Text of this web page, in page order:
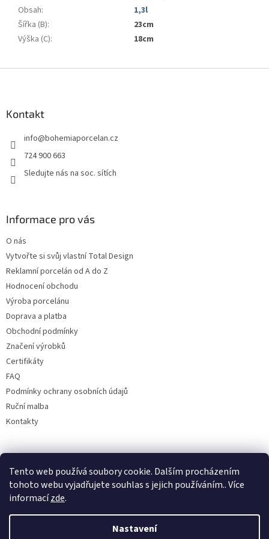
Tento web používá soubory cookie. Dalším procházením
tohoto webu vyjadřujete souhlas s jejich používáním.. Více
informacízde.
Nastavení
Obsah:
1,3l
Šířka (B):
23cm
Výška (C): 18cm
Kontakt
info@bohemiaporcelan.cz
724 900 663
Sledujte nás na soc. sítích
Informace pro vás
O nás
Vytvořte si svůj vlastní Total Design
Reklamní porcelán od A do Z
Hodnocení obchodu
Výroba porcelánu
Doprava a platba
Obchodní podmínky
Značení výrobků
Certifikáty
FAQ
Podmínky ochrany osobních údajů
Ruční malba
Kontakty
Facebook